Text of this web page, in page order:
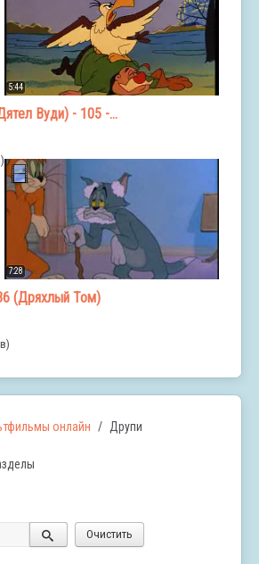
5:44
Вуди) - 105 -...
7:28
(Дряхлый Том)
онлайн Друпи
Очистить